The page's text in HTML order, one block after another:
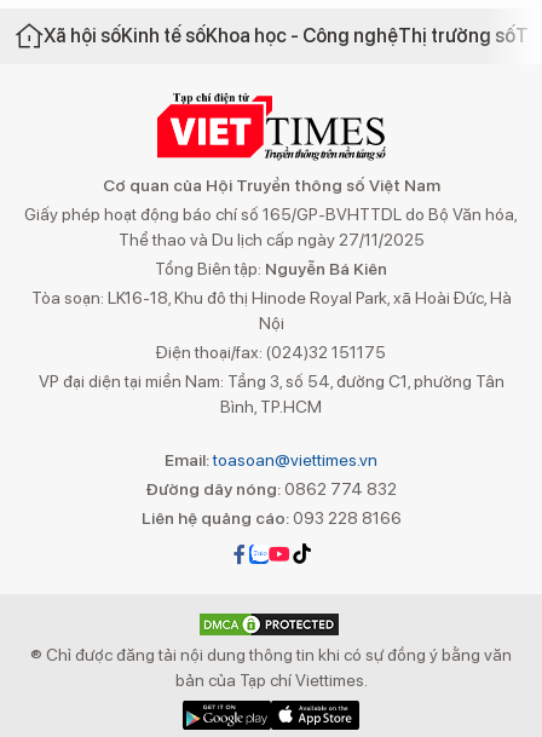
Xã hội sốKinh tế sốKhoa học - Công nghệThị trường số
Cơ quan của Hội Truyền thông số Việt Nam
Giấy phép hoạt động báo chí số 165/GP-BVHTTDL do Bộ Văn hóa,
Thể thao và Du lịch cấp ngày 27/11/2025
Tổng Biên tập: Nguyễn Bá Kiên
Tòa soạn: LK16-18, Khu đô thị Hinode Royal Park, xã Hoài Đức, Hà
Nội
Điện thoại/fax: (024)32 151175
VP đại diện tại miền Nam: Tầng 3, số 54, đường C1, phường Tân
Bình, TP.HCM
Email:toasoan@viettimes.vn
Đường dây nóng: 0862 774 832
Liên hệ quảng cáo:093 228 8166
® Chỉ được đăng tải nội dung thông tin khi có sự đồng ý bằng văn
bản của Tạp chí Viettimes.